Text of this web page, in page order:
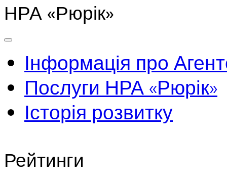
НРА «Рюрік»
Інформація про
Послуги НРА «Рюрік»
Історія розвитку
Рейтинги